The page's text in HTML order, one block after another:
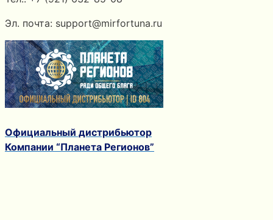
Эл. почта: support@mirfortuna.ru
Официальный дистрибьютор
Компании “Планета Регионов”